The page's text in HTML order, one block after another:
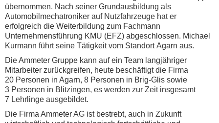
übernommen. Nach seiner Grundausbildung als
Automobilmechatroniker auf Nutzfahrzeuge hat er
erfolgreich die Weiterbildung zum Fachmann
Unternehmensführung KMU (EFZ) abgeschlossen. Michael
Kurmann führt seine Tätigkeit vom Standort Agarn aus.
Die Ammeter Gruppe kann auf ein Team langjähriger
Mitarbeiter zurückgreifen, heute beschäftigt die Firma
20 Personen in Agarn, 8 Personen in Brig-Glis sowie
3 Personen in Blitzingen, es werden zur Zeit insgesamt
7 Lehrlinge ausgebildet.
Die Firma Ammeter AG ist bestrebt, auch in Zukunft